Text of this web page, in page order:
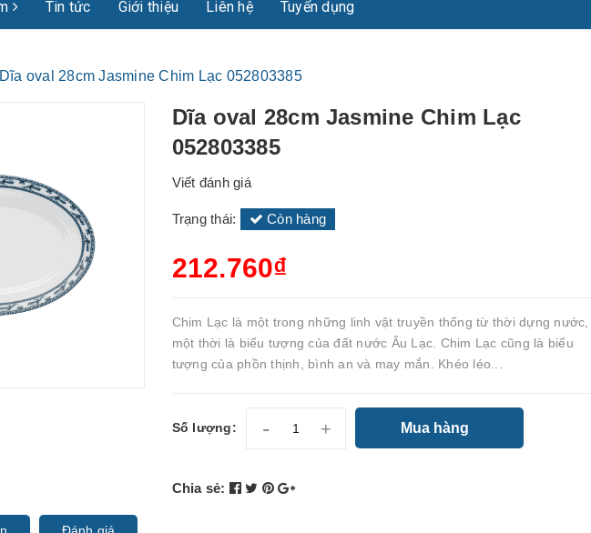
Tin tức Giới thiệu Liên hệ Tuyển dụng
Dĩa oval 28cm Jasmine Chim Lạc 052803385
Dĩa oval 28cm Jasmine Chim Lạc
052803385
Viết đánh giá
Trạng thái: Còn hàng
212.760₫
Chim Lạc là một trong những linh vật truyền thống từ thời dựng nước,
một thời là biểu tượng của đất nước Âu Lạc. Chim Lạc cũng là biểu
tượng của phồn thịnh, bình an và may mắn. Khéo léo...
Số lượng: - + Mua hàng
Chia sẻ: